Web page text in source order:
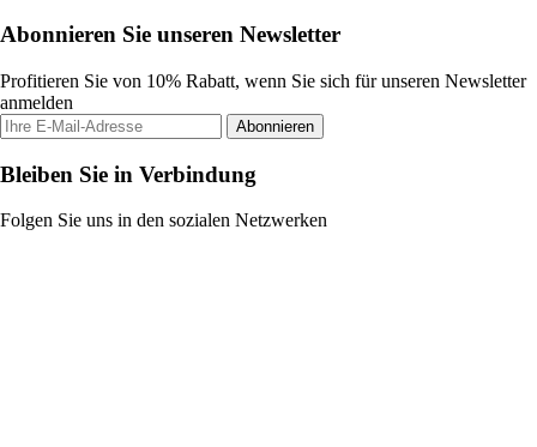
Abonnieren Sie unseren Newsletter
Profitieren Sie von 10% Rabatt, wenn Sie sich für unseren Newsletter
anmelden
Abonnieren
Bleiben Sie in Verbindung
Folgen Sie uns in den sozialen Netzwerken